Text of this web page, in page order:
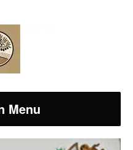
Menu